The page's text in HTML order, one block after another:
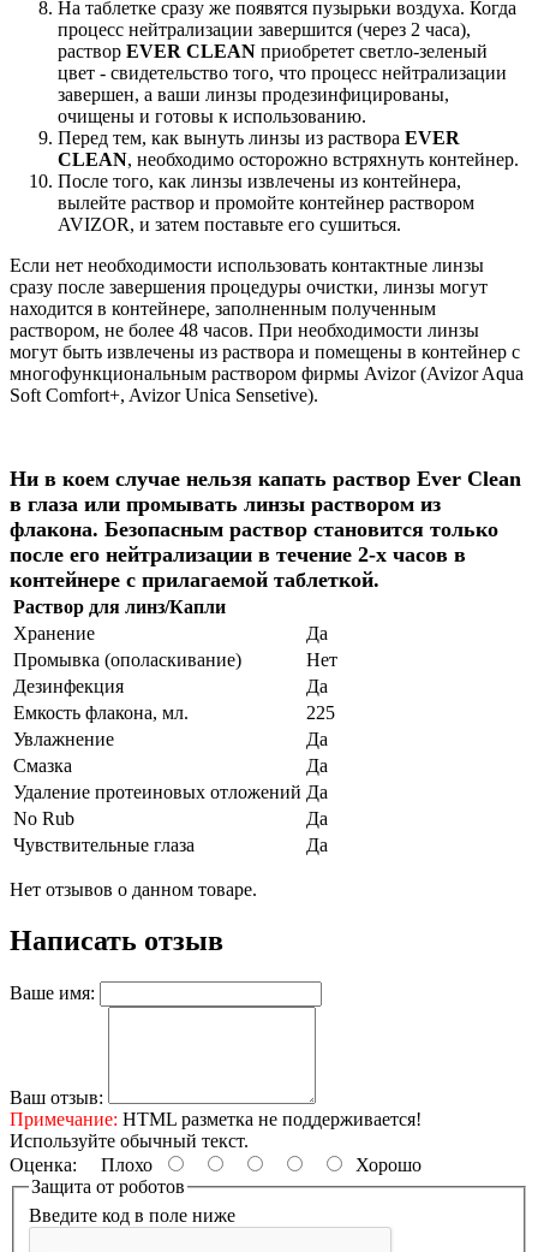
На таблетке сразу же появятся пузырьки воздуха. Когда
процесс нейтрализации завершится (через 2 часа),
раствор EVER CLEAN приобретет светло-зеленый
цвет - свидетельство того, что процесс нейтрализации
завершен, а ваши линзы продезинфицированы,
очищены и готовы к использованию.
Перед тем, как вынуть линзы из раствора EVER
CLEAN, необходимо осторожно встряхнуть контейнер.
После того, как линзы извлечены из контейнера,
вылейте раствор и промойте контейнер раствором
AVIZOR, и затем поставьте его сушиться.
Если нет необходимости использовать контактные линзы
сразу после завершения процедуры очистки, линзы могут
находится в контейнере, заполненным полученным
раствором, не более 48 часов. При необходимости линзы
могут быть извлечены из раствора и помещены в контейнер с
многофункциональным раствором фирмы Avizor (Avizor Aqua
Soft Comfort+, Avizor Unica Sensetive).
Ни в коем случае нельзя капать раствор Ever Clean
в глаза или промывать линзы раствором из
флакона. Безопасным раствор становится только
после его нейтрализации в течение 2-х часов в
контейнере с прилагаемой таблеткой.
Раствор для линз/Капли
Хранение
Да
Промывка (ополаскивание)
Нет
Дезинфекция
Да
Емкость флакона, мл.
225
Увлажнение
Да
Смазка
Да
Удаление протеиновых отложений Да
No Rub
Да
Чувствительные глаза
Да
Нет отзывов о данном товаре.
Написать отзыв
Ваше имя:
Ваш отзыв:
Примечание: HTML разметка не поддерживается!
Используйте обычный текст.
Оценка: Плохо
Хорошо
Защита от роботов
Введите код в поле ниже